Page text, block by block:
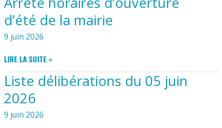
26
JUIN
2026
RÉSEAUX
ÉLECTRIQUE
RUE
SEGUIN
2026
d’été de la mairie
9 juin 2026
ARRÊTÉ
HORAIRES
D’OUVERTURE
D’ÉTÉ
DE
LA
LIRE LA SUITE »
Liste délibérations du 05 juin
2026
9 juin 2026